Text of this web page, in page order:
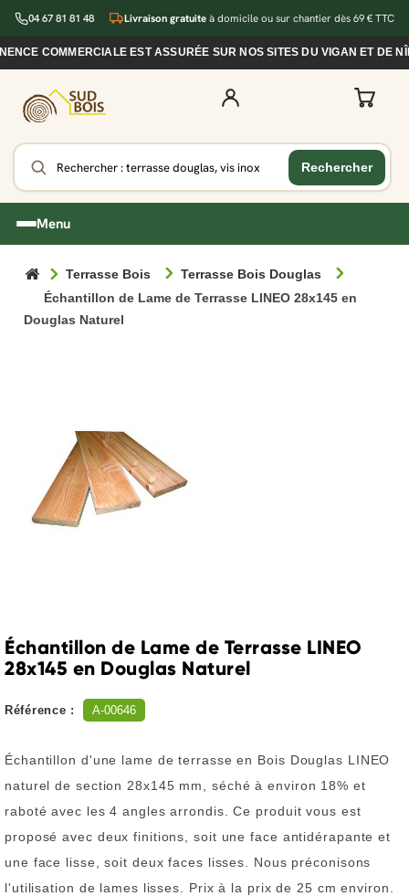
04 67 81 81 48 Livraison gratuite à domicile ou sur chantier dès 69 € TTC
EST ASSURÉE SUR NOS SITES DU VIGAN ET DE
Menu
Terrasse Bois
Terrasse Bois Douglas
Échantillon de Lame de Terrasse LINEO 28x145 en
Douglas Naturel
Échantillon de Lame de Terrasse LINEO
28x145 en Douglas Naturel
Référence : A-00646
Échantillon d'une lame de terrasse en Bois Douglas LINEO
naturel de section 28x145 mm, séché à environ 18% et
raboté avec les 4 angles arrondis. Ce produit vous est
proposé avec deux finitions, soit une face antidérapante et
une face lisse, soit deux faces lisses. Nous préconisons
l'utilisation de lames lisses. Prix à la prix de 25 cm environ.